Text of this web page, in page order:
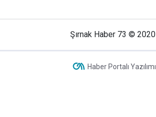
Şırnak Haber 73 © 2020
Haber Portalı Yazılımı